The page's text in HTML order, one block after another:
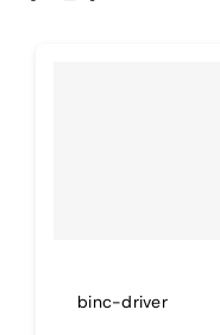
binc-driver